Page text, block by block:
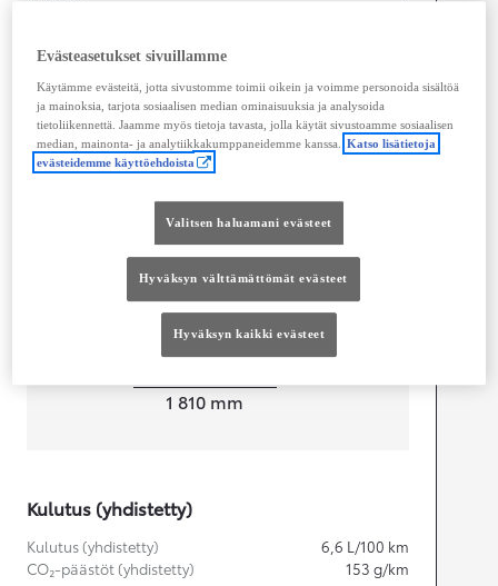
4 710mm
Leveys
1 810 mm
Kulutus (yhdistetty)
Kulutus (yhdistetty) 6,6 L/100 km
CO₂-päästöt (yhdistetty)
153 g/km
Evästeasetukset sivuillamme
Käytämme evästeitä, jotta sivustomme toimii oikein ja voimme personoida sisältöä
ja mainoksia, tarjota sosiaalisen median ominaisuuksia ja analysoida
tietoliikennettä. Jaamme myös tietoja tavasta, jolla käytät sivustoamme sosiaalisen
median, mainonta- ja analytiikkakumppaneidemme kanssa.
Katso lisätietoja
evästeidemme käyttöehdoista
Valitsen haluamani evästeet
Hyväksyn välttämättömät evästeet
Hyväksyn kaikki evästeet